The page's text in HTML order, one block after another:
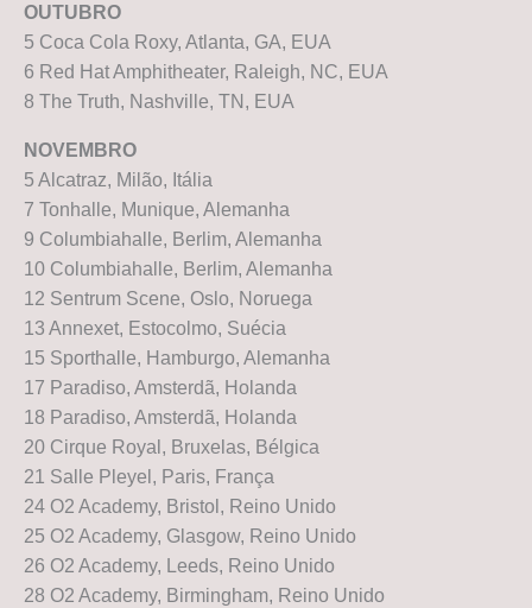
OUTUBRO
5 Coca Cola Roxy, Atlanta, GA, EUA
6 Red Hat Amphitheater, Raleigh, NC, EUA
8 The Truth, Nashville, TN, EUA
NOVEMBRO
5 Alcatraz, Milão, Itália
7 Tonhalle, Munique, Alemanha
9 Columbiahalle, Berlim, Alemanha
10 Columbiahalle, Berlim, Alemanha
12 Sentrum Scene, Oslo, Noruega
13 Annexet, Estocolmo, Suécia
15 Sporthalle, Hamburgo, Alemanha
17 Paradiso, Amsterdã, Holanda
18 Paradiso, Amsterdã, Holanda
20 Cirque Royal, Bruxelas, Bélgica
21 Salle Pleyel, Paris, França
24 O2 Academy, Bristol, Reino Unido
25 O2 Academy, Glasgow, Reino Unido
26 O2 Academy, Leeds, Reino Unido
28 O2 Academy, Birmingham, Reino Unido